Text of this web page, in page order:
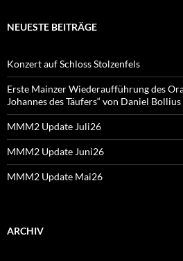
NEUESTE BEITRÄGE
Konzert auf Schloss Stolzenfels
Erste Mainzer Wiederaufführung des
Johannes des Täufers“ von Daniel
MMM2 Update Juli26
MMM2 Update Juni26
MMM2 Update Mai26
ARCHIV